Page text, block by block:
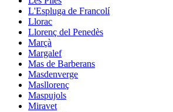
L'Espluga de Francolí
Llorac
Llorenç del Penedès
Marçà
Margalef
Mas de Barberans
Masdenverge
Masllorenç
Maspujols
Miravet